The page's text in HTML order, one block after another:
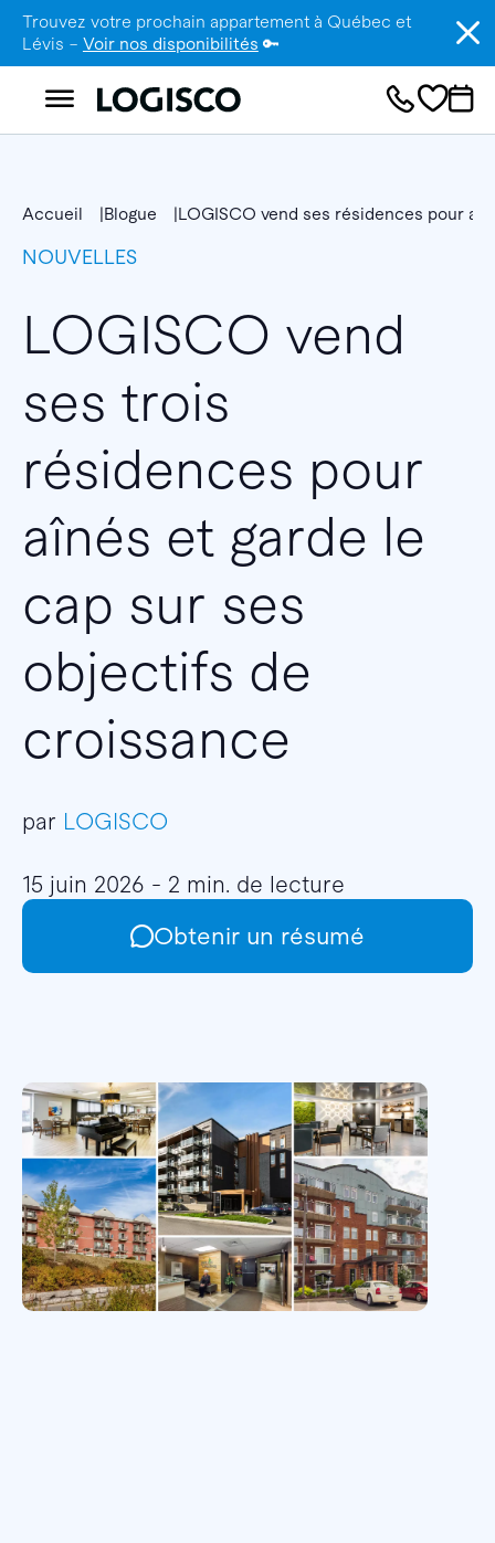
Trouvez votre prochain appartement à Québec et
Lévis – Voir nos disponibilités 🔑
Accueil Blogue LOGISCO vend ses résidences pour
NOUVELLES
LOGISCO vend
ses trois
résidences pour
aînés et garde le
cap sur ses
objectifs de
croissance
par LOGISCO
15 juin 2026 - 2 min. de lecture
Obtenir un résumé